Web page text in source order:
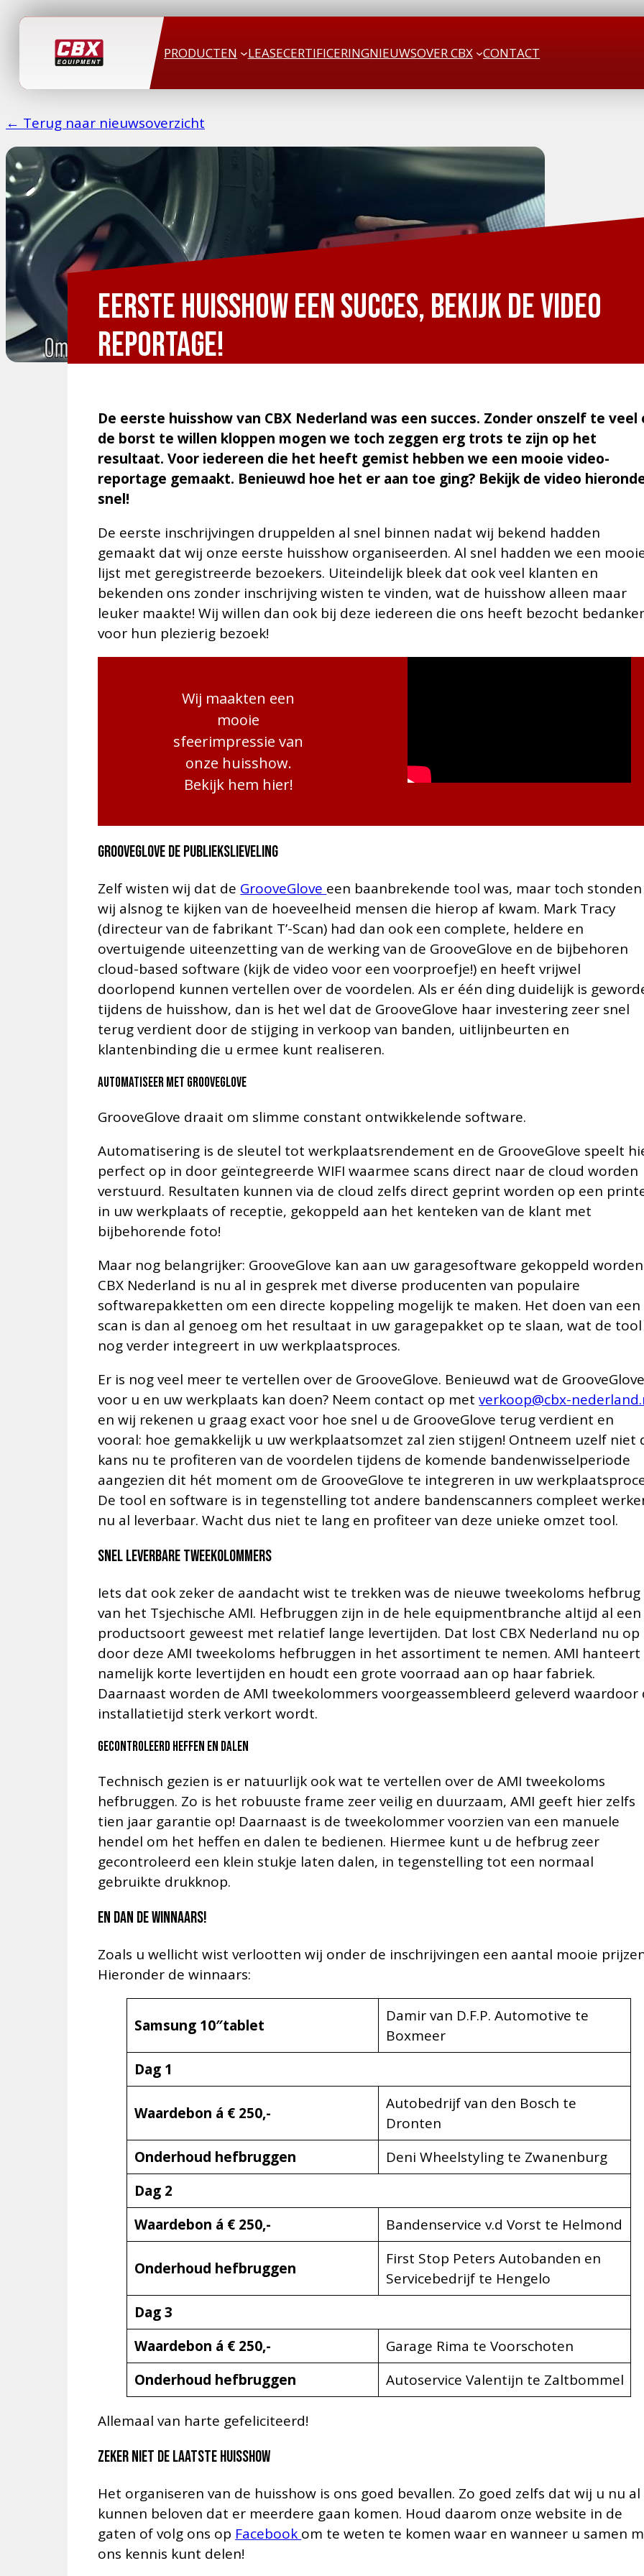
PRODUCTEN LEASECERTIFICERINGNIEUWSOVER CBX CONTACT
← Terug naar nieuwsoverzicht
2 maart 2017
Eerste huisshow een succes, bekijk de video
reportage!
De eerste huisshow van CBX Nederland was een succes. Zonder onszelf te veel
de borst te willen kloppen mogen we toch zeggen erg trots te zijn op het
resultaat. Voor iedereen die het heeft gemist hebben we een mooie video-
reportage gemaakt. Benieuwd hoe het er aan toe ging? Bekijk de video
snel!
De eerste inschrijvingen druppelden al snel binnen nadat wij bekend hadden
gemaakt dat wij onze eerste huisshow organiseerden. Al snel hadden we een
lijst met geregistreerde bezoekers. Uiteindelijk bleek dat ook veel klanten en
bekenden ons zonder inschrijving wisten te vinden, wat de huisshow alleen maar
leuker maakte! Wij willen dan ook bij deze iedereen die ons heeft bezocht
voor hun plezierig bezoek!
Wij maakten een
mooie
sfeerimpressie van
onze huisshow.
Bekijk hem hier!
GrooveGlove de publiekslieveling
Zelf wisten wij dat de GrooveGlove een baanbrekende tool was, maar toch stonden
wij alsnog te kijken van de hoeveelheid mensen die hierop af kwam. Mark Tracy
(directeur van de fabrikant T’-Scan) had dan ook een complete, heldere en
overtuigende uiteenzetting van de werking van de GrooveGlove en de bijbehoren
cloud-based software (kijk de video voor een voorproefje!) en heeft vrijwel
doorlopend kunnen vertellen over de voordelen. Als er één ding duidelijk is
tijdens de huisshow, dan is het wel dat de GrooveGlove haar investering zeer snel
terug verdient door de stijging in verkoop van banden, uitlijnbeurten en
klantenbinding die u ermee kunt realiseren.
Automatiseer met GrooveGlove
GrooveGlove draait om slimme constant ontwikkelende software.
Automatisering is de sleutel tot werkplaatsrendement en de GrooveGlove speelt
perfect op in door geïntegreerde WIFI waarmee scans direct naar de cloud worden
verstuurd. Resultaten kunnen via de cloud zelfs direct geprint worden op een
in uw werkplaats of receptie, gekoppeld aan het kenteken van de klant met
bijbehorende foto!
Maar nog belangrijker: GrooveGlove kan aan uw garagesoftware gekoppeld
CBX Nederland is nu al in gesprek met diverse producenten van populaire
softwarepakketten om een directe koppeling mogelijk te maken. Het doen van een
scan is dan al genoeg om het resultaat in uw garagepakket op te slaan, wat de tool
nog verder integreert in uw werkplaatsproces.
Er is nog veel meer te vertellen over de GrooveGlove. Benieuwd wat de
voor u en uw werkplaats kan doen? Neem contact op metverkoop@cbx-
en wij rekenen u graag exact voor hoe snel u de GrooveGlove terug verdient en
vooral: hoe gemakkelijk u uw werkplaatsomzet zal zien stijgen! Ontneem uzelf niet
kans nu te profiteren van de voordelen tijdens de komende bandenwisselperiode
aangezien dit hét moment om de GrooveGlove te integreren in uw
De tool en software is in tegenstelling tot andere bandenscanners compleet
nu al leverbaar. Wacht dus niet te lang en profiteer van deze unieke omzet tool.
Snel leverbare tweekolommers
Iets dat ook zeker de aandacht wist te trekken was de nieuwe tweekoloms hefbrug
van het Tsjechische AMI. Hefbruggen zijn in de hele equipmentbranche altijd al een
productsoort geweest met relatief lange levertijden. Dat lost CBX Nederland nu op
door deze AMI tweekoloms hefbruggen in het assortiment te nemen. AMI hanteert
namelijk korte levertijden en houdt een grote voorraad aan op haar fabriek.
Daarnaast worden de AMI tweekolommers voorgeassembleerd geleverd waardoor
installatietijd sterk verkort wordt.
Gecontroleerd heffen en dalen
Technisch gezien is er natuurlijk ook wat te vertellen over de AMI tweekoloms
hefbruggen. Zo is het robuuste frame zeer veilig en duurzaam, AMI geeft hier zelfs
tien jaar garantie op! Daarnaast is de tweekolommer voorzien van een manuele
hendel om het heffen en dalen te bedienen. Hiermee kunt u de hefbrug zeer
gecontroleerd een klein stukje laten dalen, in tegenstelling tot een normaal
gebruikte drukknop.
En dan de winnaars!
Zoals u wellicht wist verlootten wij onder de inschrijvingen een aantal mooie
Hieronder de winnaars:
Samsung 10″tablet
Damir van D.F.P. Automotive te
Boxmeer
Dag 1
Waardebon á € 250,-
Autobedrijf van den Bosch te
Dronten
Onderhoud hefbruggen
Deni Wheelstyling te Zwanenburg
Dag 2
Waardebon á € 250,-
Bandenservice v.d Vorst te Helmond
Onderhoud hefbruggen
First Stop Peters Autobanden en
Servicebedrijf te Hengelo
Dag 3
Waardebon á € 250,-
Garage Rima te Voorschoten
Onderhoud hefbruggen
Autoservice Valentijn te Zaltbommel
Allemaal van harte gefeliciteerd!
Zeker niet de laatste huisshow
Het organiseren van de huisshow is ons goed bevallen. Zo goed zelfs dat wij u nu al
kunnen beloven dat er meerdere gaan komen. Houd daarom onze website in de
gaten of volg ons op Facebook om te weten te komen waar en wanneer u samen
ons kennis kunt delen!